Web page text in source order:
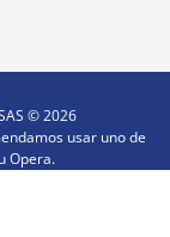
©2026
usar uno de
Opera.